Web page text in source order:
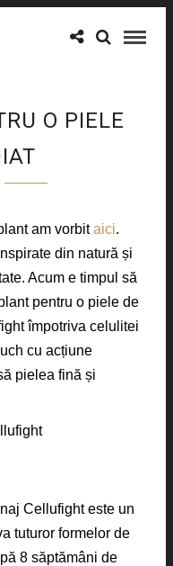
O PIELE
am vorbitaici.
din natură și
Acum e timpul să
pentru o piele de
împotriva celulitei
cu acțiune
pielea fină și
Cellufight este un
tuturor formelor de
8 săptămâni de